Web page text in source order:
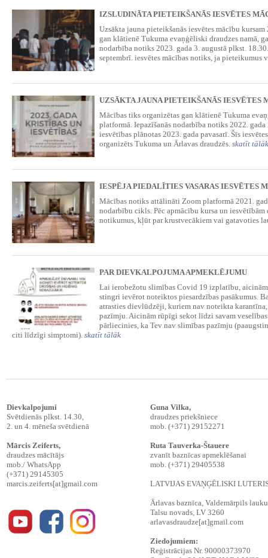
IZSLUDINĀTA PIETEIKŠANĀS IESVĒTES
Uzsākta jauna pieteikšanās iesvētes mācību
gan klātienē Tukuma evaņģēliski draudzes namā,
nodarbība notiks 2023. gada 3. augustā plkst.
septembrī. iesvētes mācības notiks, ja
UZSĀKTA JAUNA PIETEIKŠANĀS IESVĒTES
Mācības tiks organizētas gan klātienē Tukuma
platformā. Iepazīšanās nodarbība notiks 2022.
iesvētības plānotas 2023. gada pavasarī. Šīs
organizēts Tukuma un Ārlavas draudzēs. skatīt tālāk
IESPĒJA PIEDALĪTIES VASARAS IESVĒTES
Mācības notiks attālināti Zoom platformā 2021.
nodarbību cikls. Pēc apmācību kursa un
notikumus, kļūt par krustvecākiem vai gatavoties
PAR DIEVKALPOJUMA APMEKLĒJUMU
Lai ierobežotu slimības Covid 19 izplatību,
stingri ievērot noteiktos piesardzības pasākumus.
atrasties dievlūdzēji, kuriem nav noteikta
pazīmju. Aicinām rūpīgi sekot līdzi savam
pārliecinies, ka Tev nav slimības pazīmju
citi līdzīgi simptomi). skatīt tālāk
Dievkalpojumi
Svētdienās plkst. 14.30,
2. un 4. mēneša svētdienā
Mārcis Zeiferts,
draudzes mācītājs
mob./ WhatsApp
(+371) 29145305
marcis.zeiferts[at]gmail.com
Guna Vilka,
draudzes priekšniece
mob. (+371) 29152271
Ruta Tauverka-Štauere
zvanīt baznīcas apmeklēšanai
mob. (+371) 29405538
LATVIJAS EVAŅĢĒLISKI
Ārlavas baznīca, Valdemārpils
Talsu novads, LV 3260
arlavasdraudze[at]gmail.com
Ziedojumiem:
Reģistrācijas Nr. 90000373970